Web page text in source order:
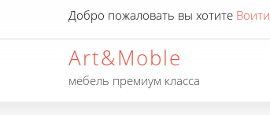
Добро пожаловать вы хотите Воити
Art&Moble
мебель премиум класса